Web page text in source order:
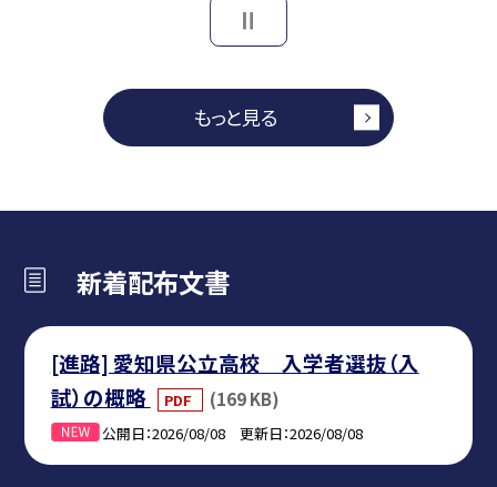
もっと見る
新着配布文書
[進路] 愛知県公立高校 入学者選抜（入
試）の概略
PDF (169 KB)
公開日 2026/08/08 更新日 2026/08/08